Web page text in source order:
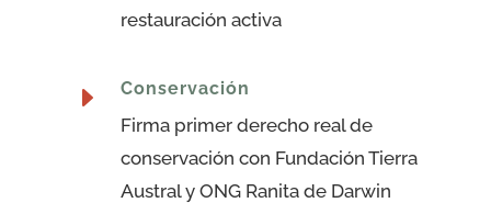
restauración activa
E Conservación
Firma primer derecho real de
conservación con Fundación Tierra
Austral y ONG Ranita de Darwin